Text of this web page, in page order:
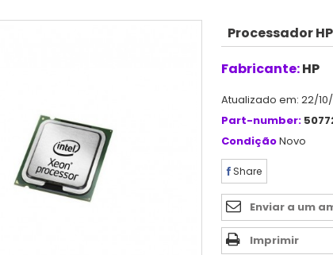
Processador
Fabricante:HP
Atualizado em: 22/10/
Part-number:
CondiçãoNovo
Share
Enviar a um
Imprimir